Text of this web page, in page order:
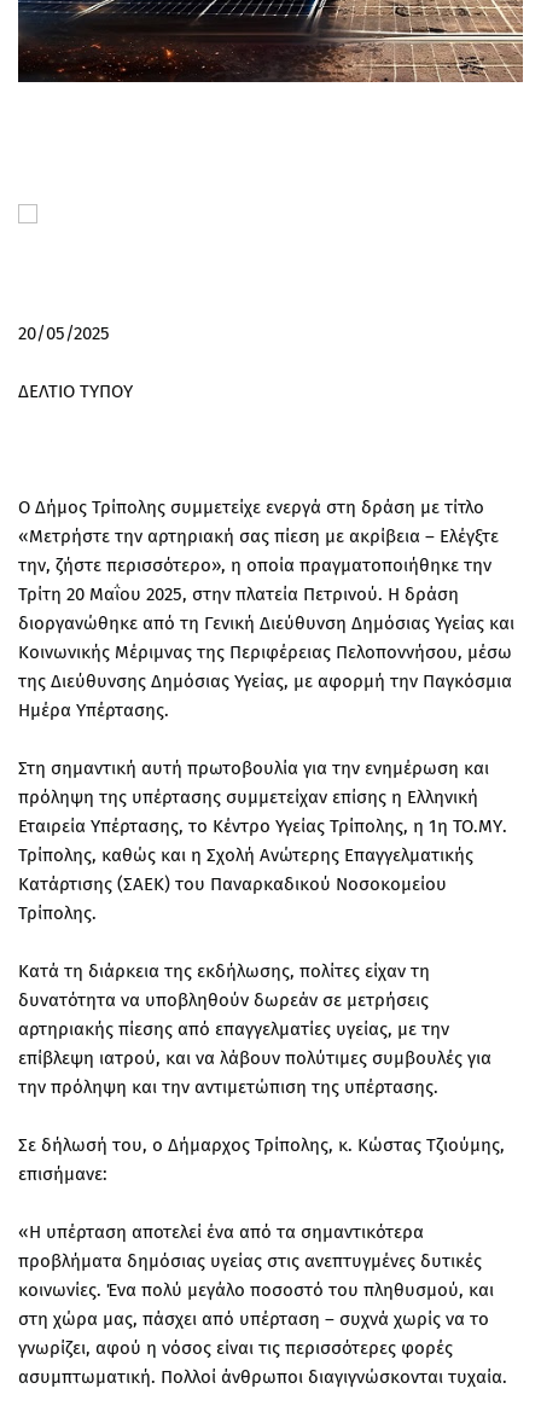
20/05/2025
ΔΕΛΤΙΟ ΤΥΠΟΥ
Ο Δήμος Τρίπολης συμμετείχε ενεργά στη δράση με τίτλο
«Μετρήστε την αρτηριακή σας πίεση με ακρίβεια – Ελέγξτε
την, ζήστε περισσότερο», η οποία πραγματοποιήθηκε την
Τρίτη 20 Μαΐου 2025, στην πλατεία Πετρινού. Η δράση
διοργανώθηκε από τη Γενική Διεύθυνση Δημόσιας Υγείας και
Κοινωνικής Μέριμνας της Περιφέρειας Πελοποννήσου, μέσω
της Διεύθυνσης Δημόσιας Υγείας, με αφορμή την Παγκόσμια
Ημέρα Υπέρτασης.
Στη σημαντική αυτή πρωτοβουλία για την ενημέρωση και
πρόληψη της υπέρτασης συμμετείχαν επίσης η Ελληνική
Εταιρεία Υπέρτασης, το Κέντρο Υγείας Τρίπολης, η 1η ΤΟ.ΜΥ.
Τρίπολης, καθώς και η Σχολή Ανώτερης Επαγγελματικής
Κατάρτισης (ΣΑΕΚ) του Παναρκαδικού Νοσοκομείου
Τρίπολης.
Κατά τη διάρκεια της εκδήλωσης, πολίτες είχαν τη
δυνατότητα να υποβληθούν δωρεάν σε μετρήσεις
αρτηριακής πίεσης από επαγγελματίες υγείας, με την
επίβλεψη ιατρού, και να λάβουν πολύτιμες συμβουλές για
την πρόληψη και την αντιμετώπιση της υπέρτασης.
Σε δήλωσή του, ο Δήμαρχος Τρίπολης, κ. Κώστας Τζιούμης,
επισήμανε:
«Η υπέρταση αποτελεί ένα από τα σημαντικότερα
προβλήματα δημόσιας υγείας στις ανεπτυγμένες δυτικές
κοινωνίες. Ένα πολύ μεγάλο ποσοστό του πληθυσμού, και
στη χώρα μας, πάσχει από υπέρταση – συχνά χωρίς να το
γνωρίζει, αφού η νόσος είναι τις περισσότερες φορές
ασυμπτωματική. Πολλοί άνθρωποι διαγιγνώσκονται τυχαία.